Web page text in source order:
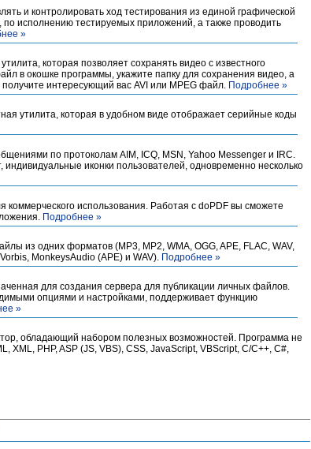
и контролировать ход тестирования из единой графической
исполнению тестируемых приложений, а также проводить
»
которая позволяет сохранять видео с известного
в окошке программы, укажите папку для сохранения видео, а
интересующий вас AVI или MPEG файл. Подробнее »
утилита, которая в удобном виде отображает серийные коды
по протоколам AIM, ICQ, MSN, Yahoo Messenger и IRC.
иконки пользователей, одновременно несколько
коммерческого использования. Работая с doPDF вы сможете
Подробнее »
из одних форматов (MP3, MP2, WMA, OGG, APE, FLAC, WAV,
MonkeysAudio (APE) и WAV). Подробнее »
для создания сервера для публикации личных файлов.
опциями и настройками, поддерживает функцию
»
обладающий набором полезных возможностей. Программа не
XML, PHP, ASP (JS, VBS), CSS, JavaScript, VBScript, C/C++, C#,